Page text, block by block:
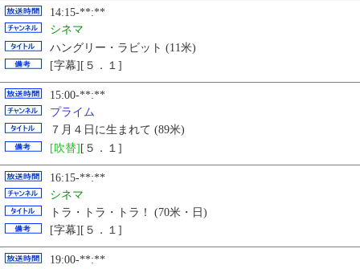
14:15-**:**
シネマ
ハングリー・ラビット (11米)
[字幕][５．１]
15:00-**:**
プライム
７月４日に生まれて (89米)
[吹替][５．１]
16:15-**:**
シネマ
トラ・トラ・トラ！ (70米・日)
[字幕][５．１]
19:00-**:**